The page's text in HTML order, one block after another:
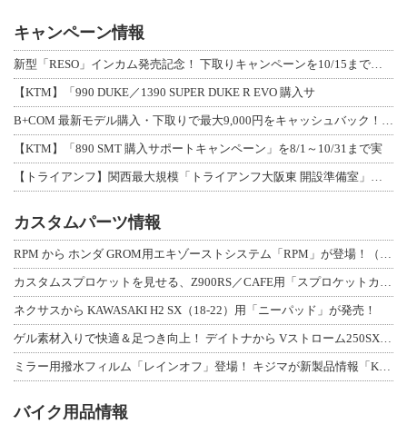
キャンペーン情報
【KTM】「990 DUKE／1390 SUPER DUKE R EVO 購入サ
【KTM】「890 SMT 購入サポートキャンペーン」を8/1～10/31まで実
カスタムパーツ情報
ネクサスから KAWASAKI H2 SX（18-22）用「ニーパッド」が発売！
バイク用品情報